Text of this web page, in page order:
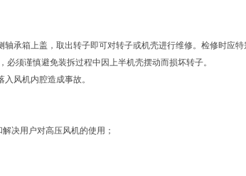
承箱上盖，取出转子即可对转子或机壳进行维修。检修时应特
须谨慎避免装拆过程中因上半机壳摆动而损坏转子。
风机内腔造成事故。
决用户对高压风机的使用；